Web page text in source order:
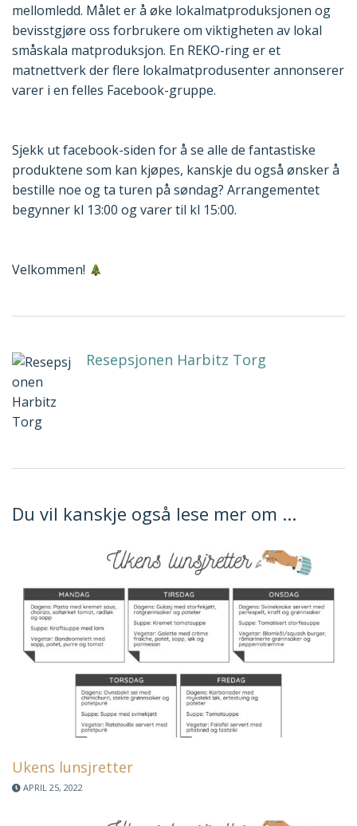
mellomledd. Målet er å øke lokalmatproduksjonen og
bevisstgjøre oss forbrukere om viktigheten av lokal
småskala matproduksjon. En REKO-ring er et
matnettverk der flere lokalmatprodusenter annonserer
varer i en felles Facebook-gruppe.
Sjekk ut facebook-siden for å se alle de fantastiske
produktene som kan kjøpes, kanskje du også ønsker å
bestille noe og ta turen på søndag? Arrangementet
begynner kl 13:00 og varer til kl 15:00.
Velkommen!
Resepsjonen Harbitz Torg
Du vil kanskje også lese mer om ...
Ukens lunsjretter
APRIL 25, 2022